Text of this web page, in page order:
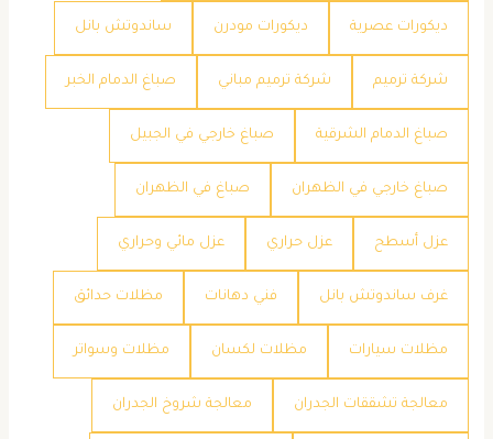
ديكورات عصرية ديكورات مودرن ساندوتش بانل
شركة ترميم شركة ترميم مباني صباغ الدمام الخبر
صباغ الدمام الشرقية صباغ خارجي في الجبيل
صباغ خارجي في الظهران صباغ في الظهران
عزل أسطح عزل حراري عزل مائي وحراري
غرف ساندوتش بانل فني دهانات مظلات حدائق
مظلات سيارات مظلات لكسان مظلات وسواتر
معالجة تشققات الجدران معالجة شروخ الجدران